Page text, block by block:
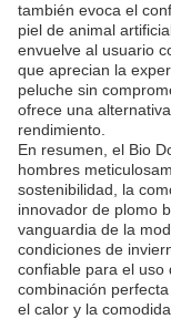
también evoca el
piel de animal
envuelve al usuario
que aprecian la
peluche sin
ofrece una
rendimiento.
En resumen, el Bio
hombres
sostenibilidad, la
innovador de plomo
vanguardia de la
condiciones de
confiable para el uso
combinación
el calor y la